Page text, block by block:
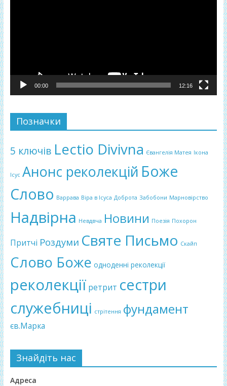
00:00 12:16
Позначки
5 ключів Lectio Divivna Євангелія Матея Ікона
Ісус Анонс реколекцій Боже
Слово Варрава Віра в Ісуса Доброта Забобони Марновірство
Надвірна Невдвча Новини Поезія Похорон
Притчі Роздуми Святе Письмо Скайп
Слово Боже одноденні реколекції
реколекції ретрит сестри
служебниці стрітення фундамент
єв.Марка
Знайдіть нас
Адреса